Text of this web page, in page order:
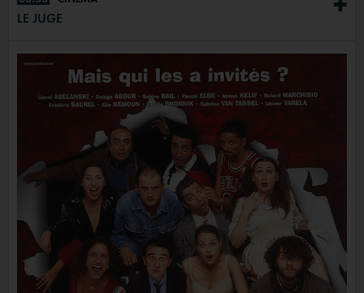
+
LE JUGE